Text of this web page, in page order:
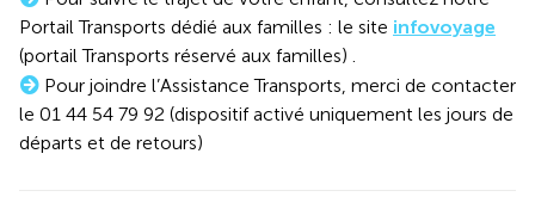
Portail Transports dédié aux familles : le site infovoyage
(portail Transports réservé aux familles) .
Pour joindre l’Assistance Transports, merci de contacter
le 01 44 54 79 92 (dispositif activé uniquement les jours de
départs et de retours)